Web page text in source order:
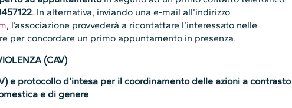
. In alternativa, inviando una e-mail all’indirizzo
, l’associazione provvederà a ricontattare l’interessato nelle
per concordare un primo appuntamento in presenza.
(CAV)
e protocollo d’intesa per il coordinamento delle azioni a contrasto
e di genere